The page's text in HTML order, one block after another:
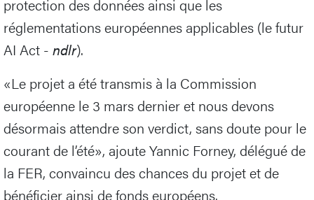
protection des données ainsi que les
réglementations européennes applicables (le futur
AI Act - ndlr).
«Le projet a été transmis à la Commission
européenne le 3 mars dernier et nous devons
désormais attendre son verdict, sans doute pour le
courant de l’été», ajoute Yannic Forney, délégué de
la FER, convaincu des chances du projet et de
bénéficier ainsi de fonds européens.